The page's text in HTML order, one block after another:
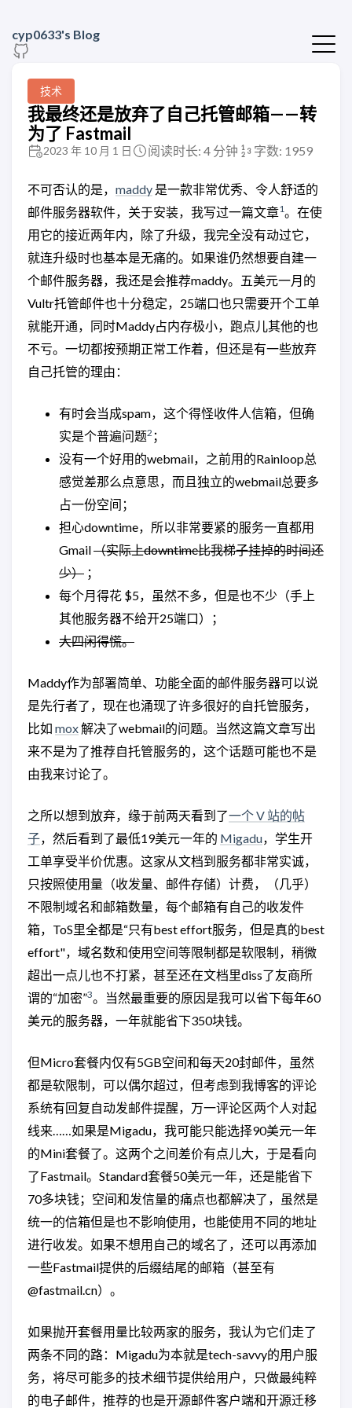
cyp0633's Blog
技术
我最终还是放弃了自己托管邮箱——转
为了 Fastmail
2023 年 10 月 1 日 阅读时长: 4 分钟 字数: 1959
不可否认的是， maddy 是一款非常优秀、令人舒适的
邮件服务器软件，关于安装，我写过一篇文章1。在使
用它的接近两年内，除了升级，我完全没有动过它，
就连升级时也基本是无痛的。如果谁仍然想要自建一
个邮件服务器，我还是会推荐maddy。五美元一月的
Vultr托管邮件也十分稳定，25端口也只需要开个工单
就能开通，同时Maddy占内存极小，跑点儿其他的也
不亏。一切都按预期正常工作着，但还是有一些放弃
自己托管的理由：
有时会当成spam，这个得怪收件人信箱，但确
实是个普遍问题2 ；
没有一个好用的webmail，之前用的Rainloop总
感觉差那么点意思，而且独立的webmail总要多
占一份空间；
担心downtime，所以非常要紧的服务一直都用
Gmail（实际上downtime比我梯子挂掉的时间还
少） ；
每个月得花 $5，虽然不多，但是也不少（手上
其他服务器不给开25端口）；
大四闲得慌。
Maddy作为部署简单、功能全面的邮件服务器可以说
是先行者了，现在也涌现了许多很好的自托管服务，
比如 mox解决了webmail的问题。当然这篇文章写出
来不是为了推荐自托管服务的，这个话题可能也不是
由我来讨论了。
之所以想到放弃，缘于前两天看到了一个 V 站的帖
子，然后看到了最低19美元一年的 Migadu，学生开
工单享受半价优惠。这家从文档到服务都非常实诚，
只按照使用量（收发量、邮件存储）计费，（几乎）
不限制域名和邮箱数量，每个邮箱有自己的收发件
箱，ToS里全都是“只有best effort服务，但是真的best
effort"，域名数和使用空间等限制都是软限制，稍微
超出一点儿也不打紧，甚至还在文档里diss了友商所
谓的“加密”3。当然最重要的原因是我可以省下每年60
美元的服务器，一年就能省下350块钱。
但Micro套餐内仅有5GB空间和每天20封邮件，虽然
都是软限制，可以偶尔超过，但考虑到我博客的评论
系统有回复自动发邮件提醒，万一评论区两个人对起
线来……如果是Migadu，我可能只能选择90美元一年
的Mini套餐了。这两个之间差价有点儿大，于是看向
了Fastmail。Standard套餐50美元一年，还是能省下
70多块钱；空间和发信量的痛点也都解决了，虽然是
统一的信箱但是也不影响使用，也能使用不同的地址
进行收发。如果不想用自己的域名了，还可以再添加
一些Fastmail提供的后缀结尾的邮箱（甚至有
@fastmail.cn）。
如果抛开套餐用量比较两家的服务，我认为它们走了
两条不同的路：Migadu为本就是tech-savvy的用户服
务，将尽可能多的技术细节提供给用户，只做最纯粹
的电子邮件，推荐的也是开源邮件客户端和开源迁移